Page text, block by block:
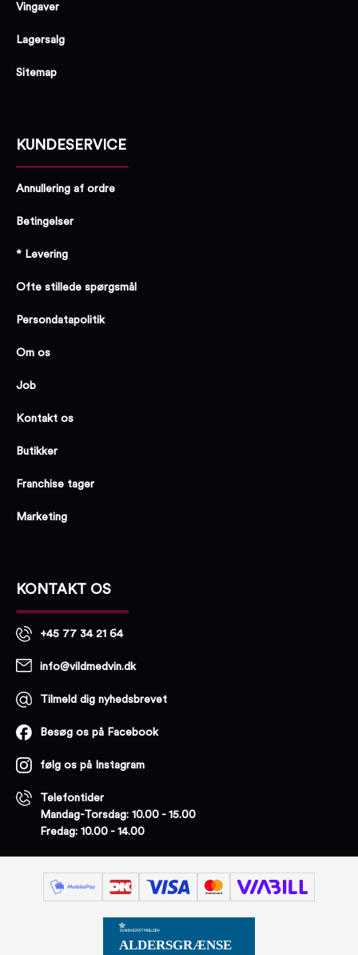
Vingaver
Lagersalg
Sitemap
KUNDESERVICE
Annullering af ordre
Betingelser
* Levering
Ofte stillede spørgsmål
Persondatapolitik
Om os
Job
Kontakt os
Butikker
Franchise tager
Marketing
KONTAKT OS
+45 77 34 21 64
info@vildmedvin.dk
Tilmeld dig nyhedsbrevet
Besøg os på Facebook
følg os på Instagram
Telefontider
Mandag-Torsdag: 10.00 - 15.00
Fredag: 10.00 - 14.00